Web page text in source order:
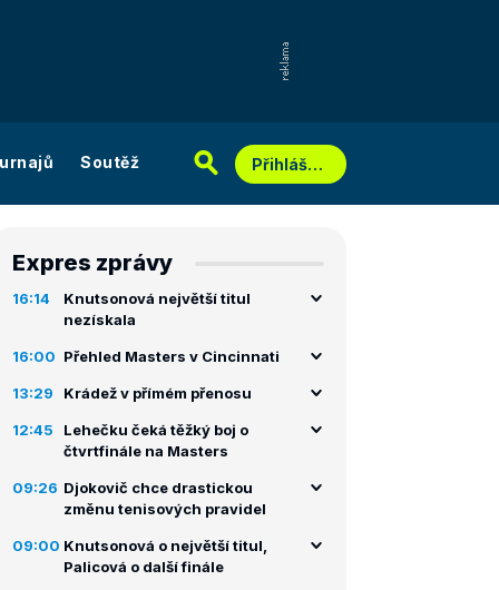
Soutěž Přihlášení
Expres zprávy
16:14
Knutsonová největší titul
nezískala
16:00 Přehled Masters v Cincinnati
13:29 Krádež v přímém přenosu
12:45
Lehečku čeká těžký boj o
čtvrtfinále na Masters
09:26 Djokovič chce drastickou
změnu tenisových pravidel
09:00 Knutsonová o největší titul,
Palicová o další finále